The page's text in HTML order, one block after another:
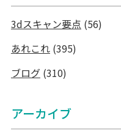
3dスキャン要点 (56)
あれこれ(395)
ブログ(310)
アーカイブ